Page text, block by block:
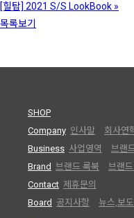
[힐탑] 2021 S/S LookBook »
목록보기
SHOP
Company 인사말 회사연
Business 사업영역 브랜
Brand 브랜드 룩북
브랜
Contact 제휴문의
Board 공지사항 뉴스,보